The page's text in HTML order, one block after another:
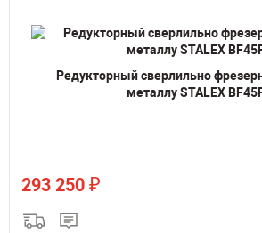
Редукторный сверлильно
металлу STALEX
293 250 ₽